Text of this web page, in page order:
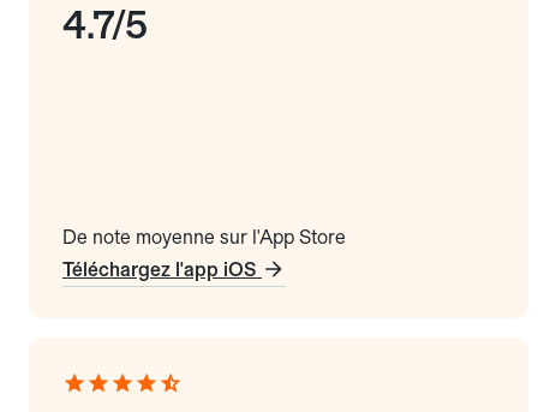
4.7/5
De note moyenne sur l'App Store
Téléchargez l'app iOS